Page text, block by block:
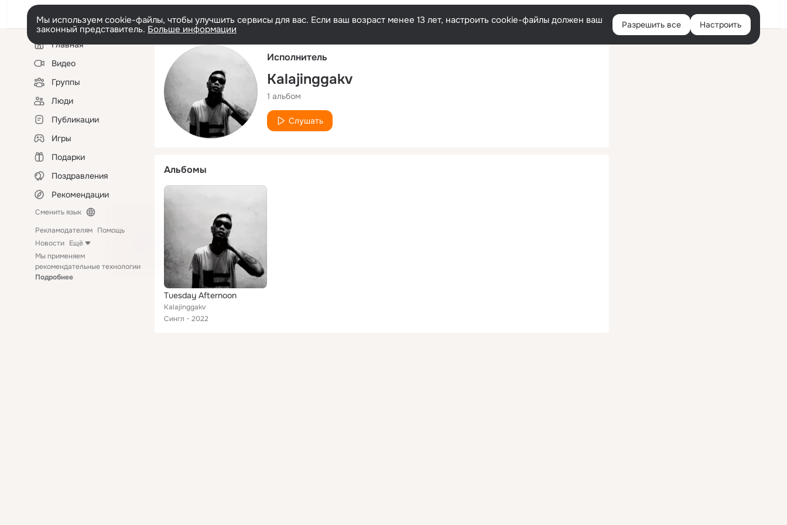
Русский Войти
Мы используем cookie-файлы, чтобы улучшить сервисы для вас. Если ваш возраст менее 13 лет, настроить cookie-файлы должен ваш
законный представитель. Больше информации Разрешить все Настроить
Левая
колонкаГлавная
Видео
Группы
Люди
Публикации
Игры
Подарки
Поздравления
Рекомендации
Сменить язык
Рекламодателям Помощь
Новости Ещё
Мы применяем
рекомендательные технологии
Подробнее
Исполнитель
Kalajinggakv
1 альбом
Слушать
Альбомы
Tuesday Afternoon
Kalajinggakv
Сингл
2022